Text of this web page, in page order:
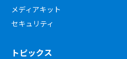
メディアキット
セキュリティ
トピックス